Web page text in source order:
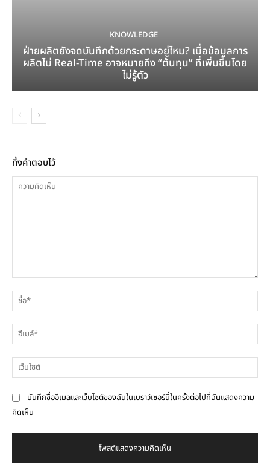
KNOWLEDGE
ฝ่ายผลิตยังจดบันทึกด้วยกระดาษอยู่ไหม? เมื่อข้อมูลการ
ผลิตไม่ Real-Time อาจหมายถึง “ต้นทุน” ที่เพิ่มขึ้นโดย
ไม่รู้ตัว
ทิ้งคำตอบไว้
คิด
เห็น
บันทึกชื่ออีเมลและเว็บไซต์ของฉันในเบราว์เซอร์นี้ในครั้งต่อไปที่ฉันแสดงความ
คิดเห็น